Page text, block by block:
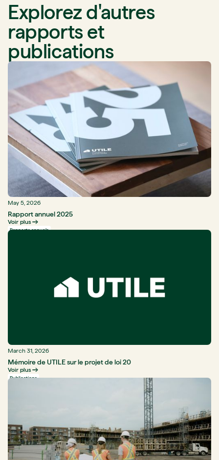
Explorez d'autres
rapports et
publications
May 5, 2026
Rapport annuel 2025
Voir plus
Rapports annuels
March 31, 2026
Mémoire de UTILE sur le projet de loi 20
Voir plus
Publications